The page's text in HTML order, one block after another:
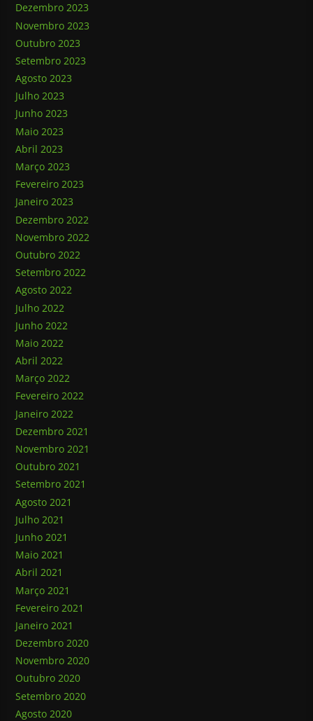
Dezembro 2023
Novembro 2023
Outubro 2023
Setembro 2023
Agosto 2023
Julho 2023
Junho 2023
Maio 2023
Abril 2023
Março 2023
Fevereiro 2023
Janeiro 2023
Dezembro 2022
Novembro 2022
Outubro 2022
Setembro 2022
Agosto 2022
Julho 2022
Junho 2022
Maio 2022
Abril 2022
Março 2022
Fevereiro 2022
Janeiro 2022
Dezembro 2021
Novembro 2021
Outubro 2021
Setembro 2021
Agosto 2021
Julho 2021
Junho 2021
Maio 2021
Abril 2021
Março 2021
Fevereiro 2021
Janeiro 2021
Dezembro 2020
Novembro 2020
Outubro 2020
Setembro 2020
Agosto 2020